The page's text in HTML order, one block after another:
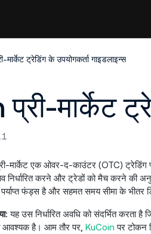
मार्केट ट्रेडिंग के उपयोगकर्ता गाइडलाइन्स
मार्केट
मार्केट एक ओवर-द-काउंटर (OTC) ट्रेडिंग
निर्धारित करने और ट्रेडों को मैच करने की
फंड्स है और सहमत समय सीमा के भीतर
यह उस निर्धारित अवधि को संदर्भित करता
आवश्यक है। आम तौर पर, KuCoin पर टोकन